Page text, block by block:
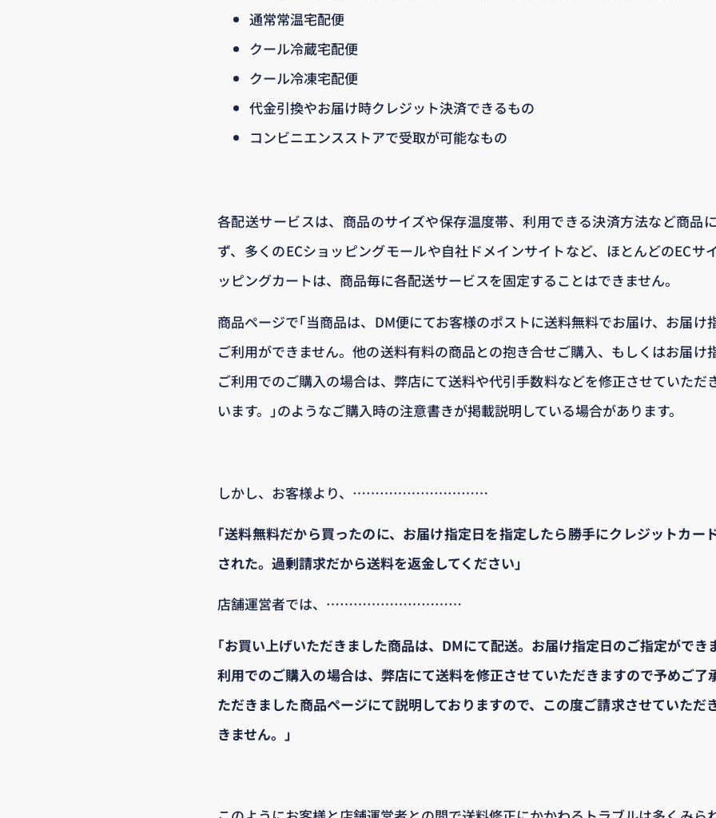
通常常温宅配便
クール冷蔵宅配便
クール冷凍宅配便
代金引換やお届け時クレジット決済できるもの
コンビニエンスストアで受取が可能なもの
各配送サービスは、商品のサイズや保存温度帯、利用できる決済方法など商品
ず、多くのECショッピングモールや自社ドメインサイトなど、ほとんどのECサ
ッピングカートは、商品毎に各配送サービスを固定することはできません。
商品ページで｢当商品は、DM便にてお客様のポストに送料無料でお届け、お届け
ご利用ができません。他の送料有料の商品との抱き合せご購入、もしくはお届け
ご利用でのご購入の場合は、弊店にて送料や代引手数料などを修正させていただ
います。｣のようなご購入時の注意書きが掲載説明している場合があります。
しかし、お客様より、…………………………
｢送料無料だから買ったのに、お届け指定日を指定したら勝手にクレジットカー
された。過剰請求だから送料を返金してください｣
店舗運営者では、…………………………
｢お買い上げいただきました商品は、DMにて配送。お届け指定日のご指定ができ
利用でのご購入の場合は、弊店にて送料を修正させていただきますので予めご了
ただきました商品ページにて説明しておりますので、この度ご請求させていただ
きません。｣